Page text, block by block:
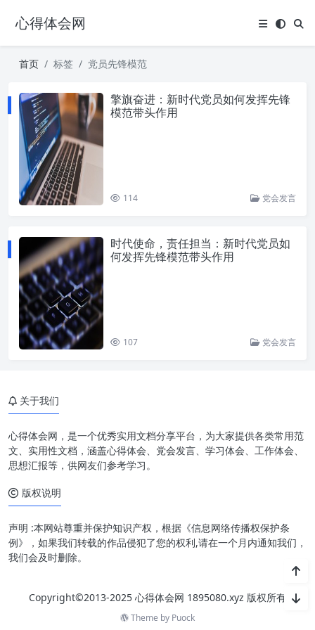
心得体会网
首页 标签 党员先锋模范
擎旗奋进：新时代党员如何发挥先锋
模范带头作用
114 党会发言
时代使命，责任担当：新时代党员如
何发挥先锋模范带头作用
107 党会发言
关于我们
心得体会网，是一个优秀实用文档分享平台，为大家提供各类常用范
文、实用性文档，涵盖心得体会、党会发言、学习体会、工作体会、
思想汇报等，供网友们参考学习。
版权说明
声明 :本网站尊重并保护知识产权，根据《信息网络传播权保护条
例》，如果我们转载的作品侵犯了您的权利,请在一个月内通知我们，
我们会及时删除。
Copyright©2013-2025 心得体会网 1895080.xyz 版权所有
Theme by Puock